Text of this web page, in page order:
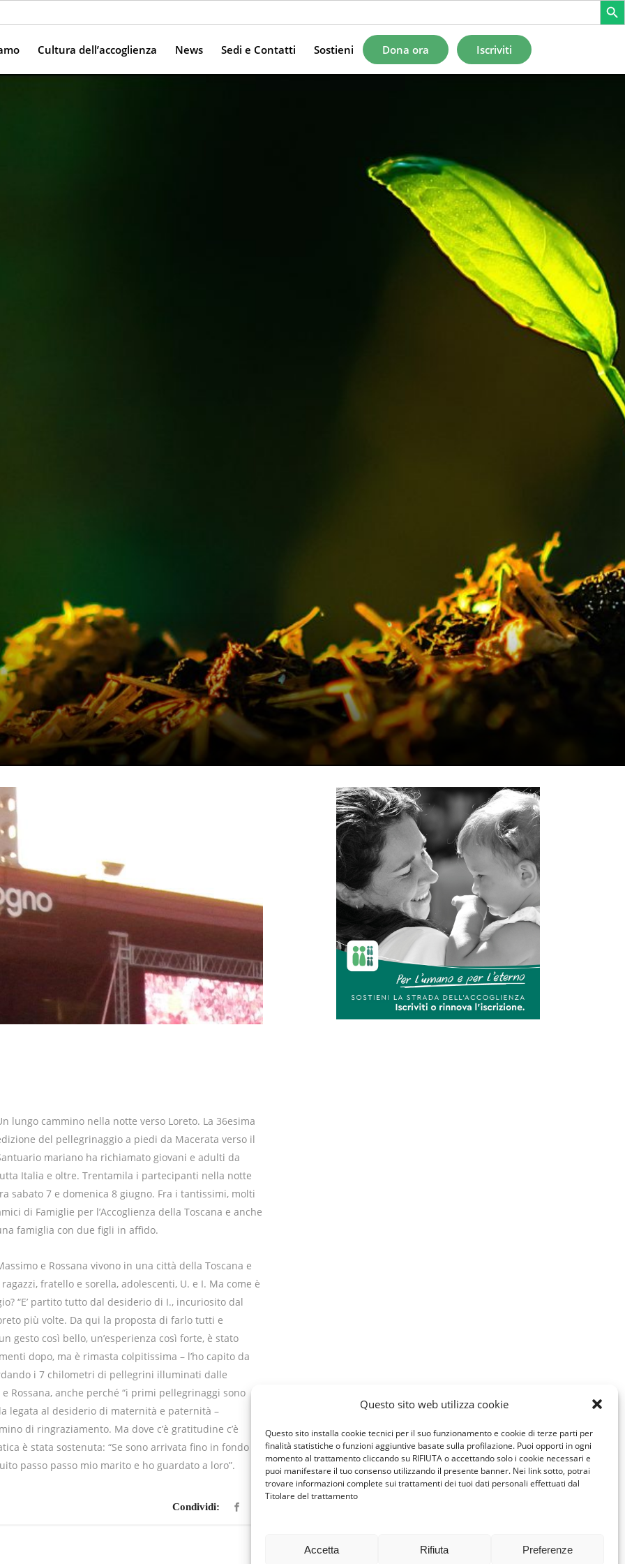
Questo sito web utilizza cookie
Questo sito installa cookie tecnici per il suo funzionamento e cookie di terze parti per
finalità statistiche o funzioni aggiuntive basate sulla profilazione. Puoi opporti in ogni
momento al trattamento cliccando su RIFIUTA o accettando solo i cookie necessari e
puoi manifestare il tuo consenso utilizzando il presente banner. Nei link sotto, potrai
trovare informazioni complete sui trattamenti dei tuoi dati personali effettuati dal
Titolare del trattamento
Accetta Rifiuta Preferenze
Cultura dell’accoglienza News Sedi e Contatti Sostieni Dona ora Iscriviti
lungo cammino nella notte verso Loreto. La 36esima
del pellegrinaggio a piedi da Macerata verso il
mariano ha richiamato giovani e adulti da
Italia e oltre. Trentamila i partecipanti nella notte
sabato 7 e domenica 8 giugno. Fra i tantissimi, molti
di Famiglie per l’Accoglienza della Toscana e anche
famiglia con due figli in affido.
e Rossana vivono in una città della Toscana e
fratello e sorella, adolescenti, U. e I. Ma come è
“E’ partito tutto dal desiderio di I., incuriosito dal
più volte. Da qui la proposta di farlo tutti e
gesto così bello, un’esperienza così forte, è stato
dopo, ma è rimasta colpitissima – l’ho capito da
i 7 chilometri di pellegrini illuminati dalle
Rossana, anche perché “i primi pellegrinaggi sono
legata al desiderio di maternità e paternità –
di ringraziamento. Ma dove c’è gratitudine c’è
è stata sostenuta: “Se sono arrivata fino in fondo –
passo passo mio marito e ho guardato a loro”.
Condividi: